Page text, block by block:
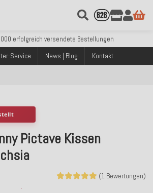
erfolgreich versendete Bestellungen
mit Klarna, PayPal & Amazon Pay
innerhalb Deutschlands ab 99€ Bestellwert
erfolgreich versendete Bestellungen
Service News | Blog Kontakt
Pictave Kissen
(1 Bewertungen)